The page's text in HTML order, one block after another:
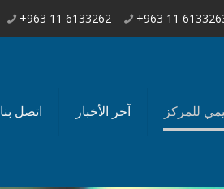
+963 11 6133262 +963 11
للمركز آخر الأخبار اتصل بنا